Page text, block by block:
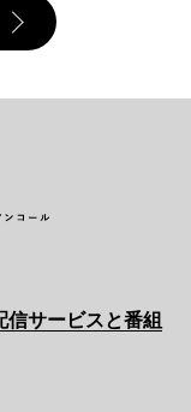
信サービスと番組